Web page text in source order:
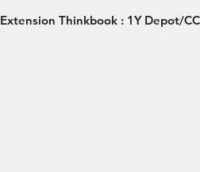
Extension Thinkbook : 1Y Depot/